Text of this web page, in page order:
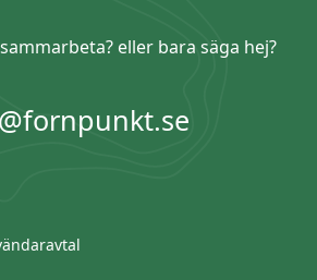
eller bara säga hej?